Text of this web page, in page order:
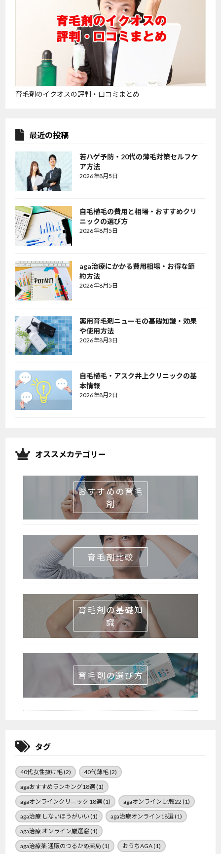
育毛剤のイクオスの評判・口コミまとめ
最近の投稿
若ハゲ予防・20代の薄毛対策セルフケ
ア方法
2026年8月5日
自毛植毛の費用と相場・おすすめクリ
ニックの選び方
2026年8月5日
aga治療にかかる費用相場・お得な節
約方法
2026年8月5日
薬用育毛剤ニューモの基礎知識・効果
や使用方法
2026年8月3日
自毛植毛・アスク井上クリニックの基
本情報
2026年8月2日
オススメカテゴリー
おすすめの育毛
剤
育毛剤比較
育毛剤の基礎知
識
育毛剤の選び方
タグ
40代女性抜け毛(2) 40代薄毛(2)
agaおすすめランキング18選(1)
agaオンラインクリニック 18選(1) agaオンライン 比較22 (1)
aga治療 しないほうがいい(1) aga治療オンライン18選(1)
aga治療 オンライン厳選窓(1)
aga治療薬 通販のつるかめ薬局 (1) おうちAGA(1)